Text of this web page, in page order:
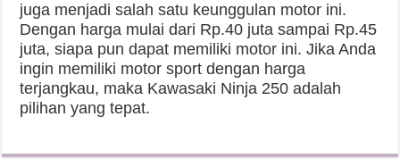
juga menjadi salah satu keunggulan motor ini.
Dengan harga mulai dari Rp.40 juta sampai Rp.45
juta, siapa pun dapat memiliki motor ini. Jika Anda
ingin memiliki motor sport dengan harga
terjangkau, maka Kawasaki Ninja 250 adalah
pilihan yang tepat.